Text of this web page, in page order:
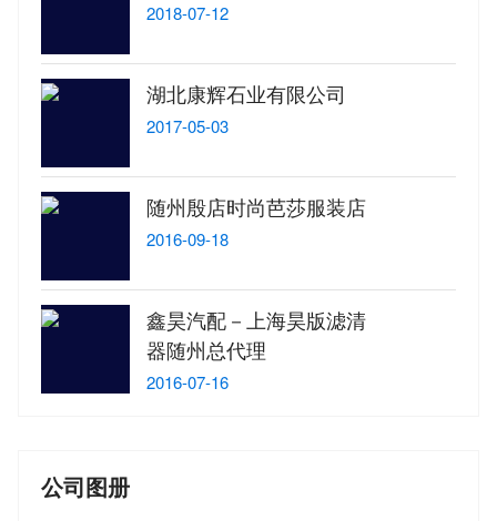
2018-07-12
湖北康辉石业有限公司
2017-05-03
随州殷店时尚芭莎服装店
2016-09-18
鑫昊汽配－上海昊版滤清
器随州总代理
2016-07-16
公司图册